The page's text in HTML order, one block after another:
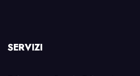
SERVIZI